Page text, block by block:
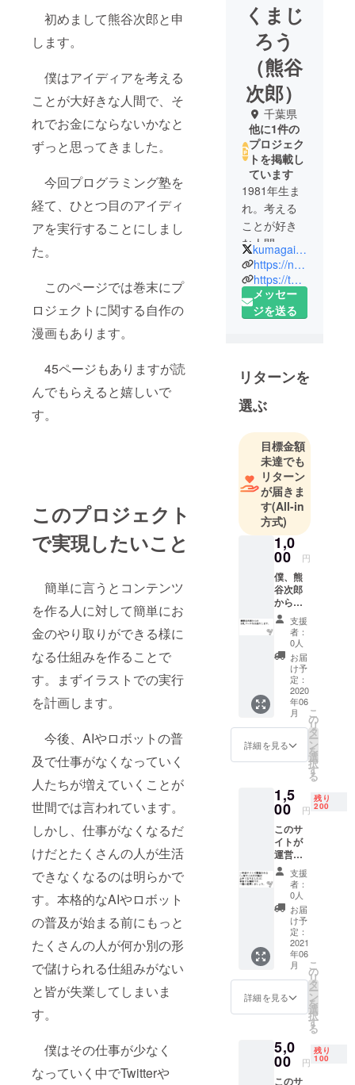
初めまして熊谷次郎と申
します。
僕はアイディアを考える
ことが大好きな人間で、そ
れでお金にならないかなと
ずっと思ってきました。
今回プログラミング塾を
経て、ひとつ目のアイディ
アを実行することにしまし
た。
このページでは巻末にプ
ロジェクトに関する自作の
漫画もあります。
45ページもありますが読
んでもらえると嬉しいで
す。
このプロジェクト
で実現したいこと
簡単に言うとコンテンツ
を作る人に対して簡単にお
金のやり取りができる様に
なる仕組みを作ることで
す。まずイラストでの実行
を計画します。
今後、AIやロボットの普
及で仕事がなくなっていく
人たちが増えていくことが
世間では言われています。
しかし、仕事がなくなるだ
けだとたくさんの人が生活
できなくなるのは明らかで
す。本格的なAIやロボット
の普及が始まる前にもっと
たくさんの人が何か別の形
で儲けられる仕組みがない
と皆が失業してしまいま
す。
僕はその仕事が少なく
なっていく中でTwitterや
くまじ
ろう
（熊谷
次郎）
千葉県
他に1件の
プロジェク
トを掲載し
ています
1981年生ま
れ。考える
ことが好き
な人間。
昔、人から
心を読まれ
る生活を送
り人が嫌い
後、ひょん
なことから
サトラレの
天才なんだ
と思いこむ
ようになっ
たら、意外
といろんな
アイディア
が浮かんだ
ので、思い
込みって意
外に大事だ
と認識。ク
ラファンで
ディアの
数々を形に
して公開し
ていく予
定。
kumagaijirou
https://note.com/kumagaijirou
https://twitter.com/kumagaijirou
メッセー
ジを送る
リターンを
選ぶ
目標金額
未達でも
リターン
が届きま
す(All-in
方式)
1,0
00 円
僕、熊
谷次郎
からの
お礼
メール
支援
者：
0人
お届
け予
定：
2020
年06
月
詳細を見る
こ
の
リ
タ
ー
ン
を
選
択
す
る
1,5
00 円
残り
200
このサ
イトが
運営さ
れ始め
てから
一年後
（2021
年6月予
定）、
「ユー
ザーは
一年で
どれだ
け成長
した」
始当初
の絵と
一年後
支援
者：
0人
お届
け予
定：
2021
年06
月
詳細を見る
こ
の
リ
タ
ー
ン
を
選
択
す
る
5,0
00 円
残り
100
このサ